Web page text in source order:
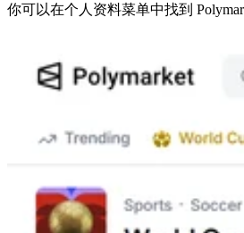
你可以在个人资料菜单中找到